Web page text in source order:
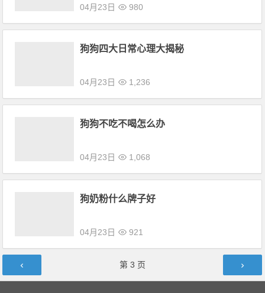
04月23日 980
狗狗四大日常心理大揭秘
04月23日 1,236
狗狗不吃不喝怎么办
04月23日 1,068
狗奶粉什么牌子好
04月23日 921
文章导航 第 3 页